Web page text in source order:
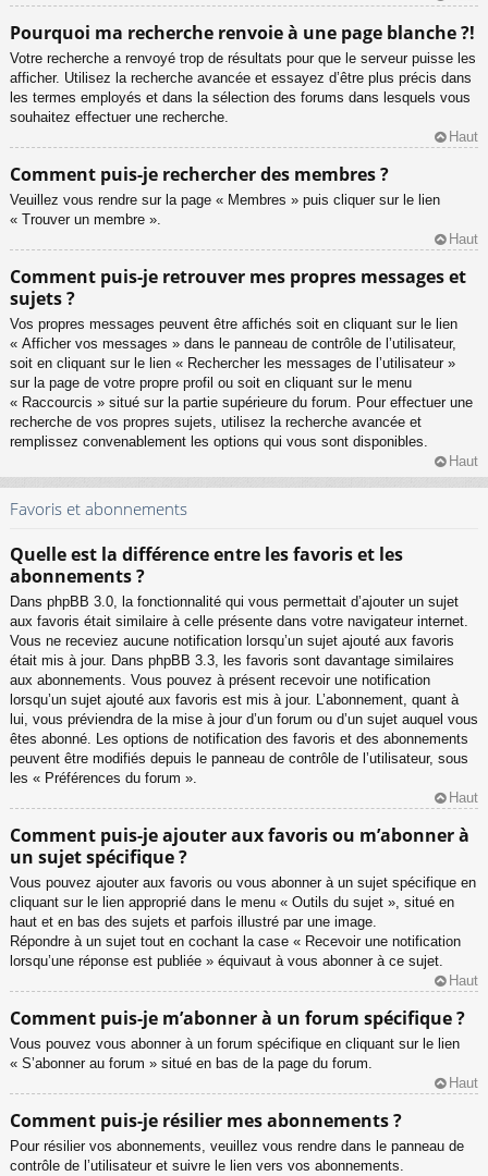
Pourquoi ma recherche renvoie à une page blanche ?!
Votre recherche a renvoyé trop de résultats pour que le serveur puisse les
afficher. Utilisez la recherche avancée et essayez d’être plus précis dans
les termes employés et dans la sélection des forums dans lesquels vous
souhaitez effectuer une recherche.
Haut
Comment puis-je rechercher des membres ?
Veuillez vous rendre sur la page « Membres » puis cliquer sur le lien
« Trouver un membre ».
Haut
Comment puis-je retrouver mes propres messages et
sujets ?
Vos propres messages peuvent être affichés soit en cliquant sur le lien
« Afficher vos messages » dans le panneau de contrôle de l’utilisateur,
soit en cliquant sur le lien « Rechercher les messages de l’utilisateur »
sur la page de votre propre profil ou soit en cliquant sur le menu
« Raccourcis » situé sur la partie supérieure du forum. Pour effectuer une
recherche de vos propres sujets, utilisez la recherche avancée et
remplissez convenablement les options qui vous sont disponibles.
Haut
Favoris et abonnements
Quelle est la différence entre les favoris et les
abonnements ?
Dans phpBB 3.0, la fonctionnalité qui vous permettait d’ajouter un sujet
aux favoris était similaire à celle présente dans votre navigateur internet.
Vous ne receviez aucune notification lorsqu’un sujet ajouté aux favoris
était mis à jour. Dans phpBB 3.3, les favoris sont davantage similaires
aux abonnements. Vous pouvez à présent recevoir une notification
lorsqu’un sujet ajouté aux favoris est mis à jour. L’abonnement, quant à
lui, vous préviendra de la mise à jour d’un forum ou d’un sujet auquel vous
êtes abonné. Les options de notification des favoris et des abonnements
peuvent être modifiés depuis le panneau de contrôle de l’utilisateur, sous
les « Préférences du forum ».
Haut
Comment puis-je ajouter aux favoris ou m’abonner à
un sujet spécifique ?
Vous pouvez ajouter aux favoris ou vous abonner à un sujet spécifique en
cliquant sur le lien approprié dans le menu « Outils du sujet », situé en
haut et en bas des sujets et parfois illustré par une image.
Répondre à un sujet tout en cochant la case « Recevoir une notification
lorsqu’une réponse est publiée » équivaut à vous abonner à ce sujet.
Haut
Comment puis-je m’abonner à un forum spécifique ?
Vous pouvez vous abonner à un forum spécifique en cliquant sur le lien
« S’abonner au forum » situé en bas de la page du forum.
Haut
Comment puis-je résilier mes abonnements ?
Pour résilier vos abonnements, veuillez vous rendre dans le panneau de
contrôle de l’utilisateur et suivre le lien vers vos abonnements.